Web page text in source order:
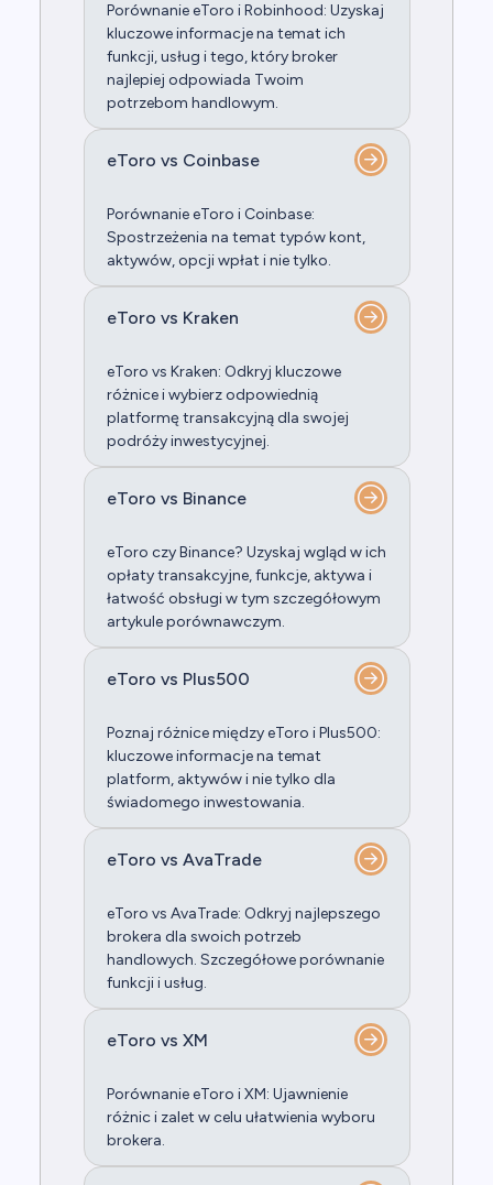
Porównanie eToro i Robinhood: Uzyskaj
kluczowe informacje na temat ich
funkcji, usług i tego, który broker
najlepiej odpowiada Twoim
potrzebom handlowym.
eToro vs Coinbase
Porównanie eToro i Coinbase:
Spostrzeżenia na temat typów kont,
aktywów, opcji wpłat i nie tylko.
eToro vs Kraken
eToro vs Kraken: Odkryj kluczowe
różnice i wybierz odpowiednią
platformę transakcyjną dla swojej
podróży inwestycyjnej.
eToro vs Binance
eToro czy Binance? Uzyskaj wgląd w ich
opłaty transakcyjne, funkcje, aktywa i
łatwość obsługi w tym szczegółowym
artykule porównawczym.
eToro vs Plus500
Poznaj różnice między eToro i Plus500:
kluczowe informacje na temat
platform, aktywów i nie tylko dla
świadomego inwestowania.
eToro vs AvaTrade
eToro vs AvaTrade: Odkryj najlepszego
brokera dla swoich potrzeb
handlowych. Szczegółowe porównanie
funkcji i usług.
eToro vs XM
Porównanie eToro i XM: Ujawnienie
różnic i zalet w celu ułatwienia wyboru
brokera.